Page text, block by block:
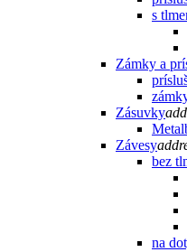
s
Zámky a
Zásuvkyadd
Závesyadd
bez
na